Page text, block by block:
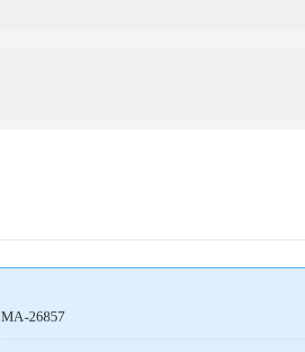
MA-26857